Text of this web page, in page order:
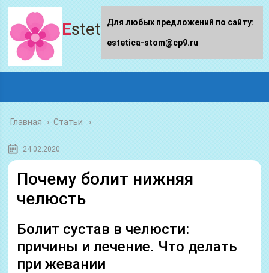
Estetica-stom.ru
Главная › Статьи
24.02.2020
Почему болит нижняя
челюсть
Болит сустав в челюсти:
причины и лечение. Что делать
при жевании
Для любых предложений по сайту:
estetica-stom@cp9.ru